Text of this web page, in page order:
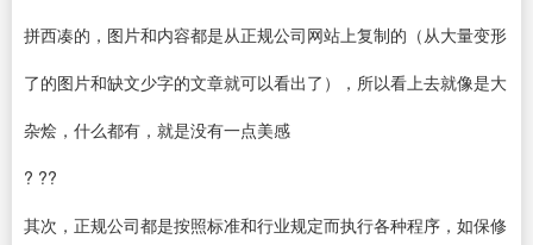
拼西凑的，图片和内容都是从正规公司网站上复制的（从大量变形
了的图片和缺文少字的文章就可以看出了），所以看上去就像是大
杂烩，什么都有，就是没有一点美感
? ??
其次，正规公司都是按照标准和行业规定而执行各种程序，如保修